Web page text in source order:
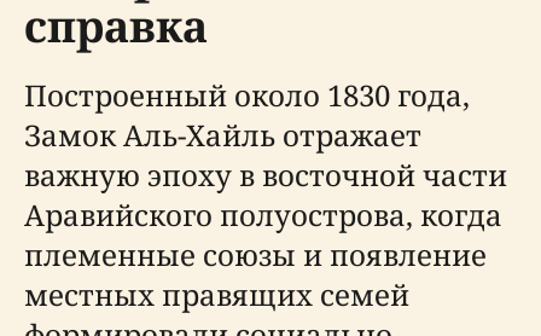
справка
Построенный около 1830 года,
Замок Аль-Хайль отражает
важную эпоху в восточной части
Аравийского полуострова, когда
племенные союзы и появление
местных правящих семей